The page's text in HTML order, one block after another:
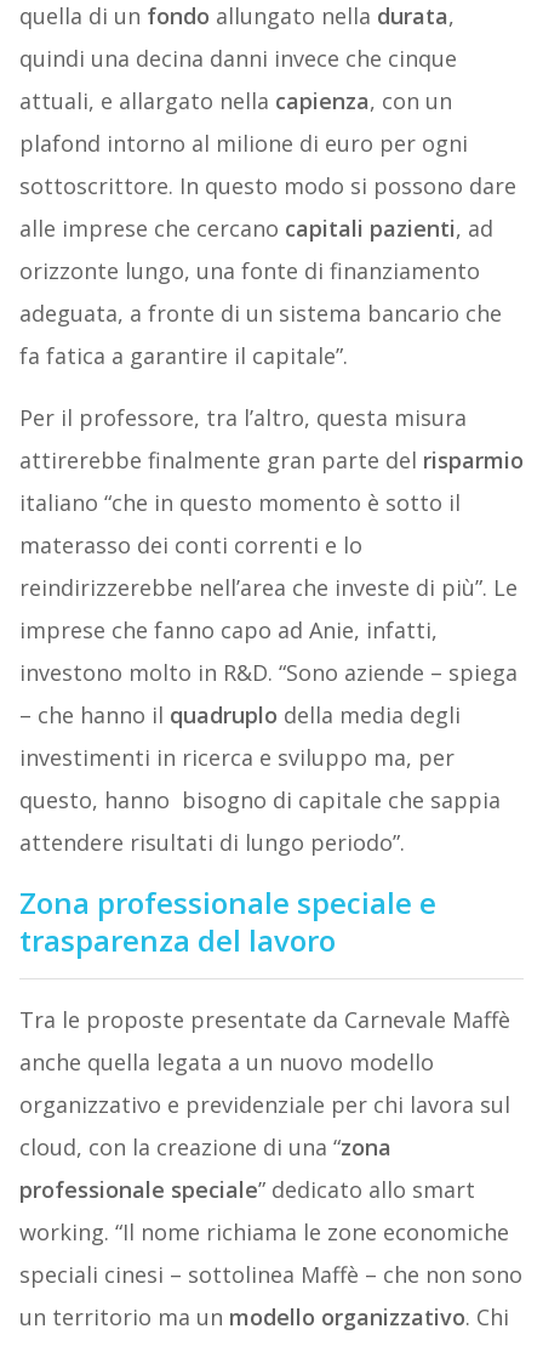
quella di un fondo allungato nella durata,
quindi una decina danni invece che cinque
attuali, e allargato nella capienza, con un
plafond intorno al milione di euro per ogni
sottoscrittore. In questo modo si possono dare
alle imprese che cercano capitali pazienti, ad
orizzonte lungo, una fonte di finanziamento
adeguata, a fronte di un sistema bancario che
fa fatica a garantire il capitale”.
Per il professore, tra l’altro, questa misura
attirerebbe finalmente gran parte del risparmio
italiano “che in questo momento è sotto il
materasso dei conti correnti e lo
reindirizzerebbe nell’area che investe di più”. Le
imprese che fanno capo ad Anie, infatti,
investono molto in R&D. “Sono aziende – spiega
– che hanno il quadruplo della media degli
investimenti in ricerca e sviluppo ma, per
questo, hanno bisogno di capitale che sappia
attendere risultati di lungo periodo”.
Zona professionale speciale e
trasparenza del lavoro
Tra le proposte presentate da Carnevale Maffè
anche quella legata a un nuovo modello
organizzativo e previdenziale per chi lavora sul
cloud, con la creazione di una “zona
professionale speciale” dedicato allo smart
working. “Il nome richiama le zone economiche
speciali cinesi – sottolinea Maffè – che non sono
un territorio ma un modello organizzativo. Chi